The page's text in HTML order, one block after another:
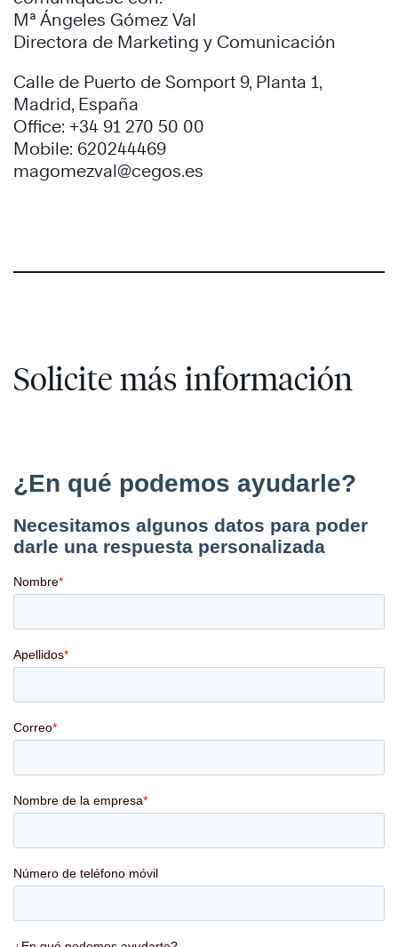
Mª Ángeles Gómez Val
Directora de Marketing y Comunicación
Calle de Puerto de Somport 9, Planta 1,
Madrid, España
Office: +34 91 270 50 00
Mobile: 620244469
magomezval@cegos.es
Solicite más información